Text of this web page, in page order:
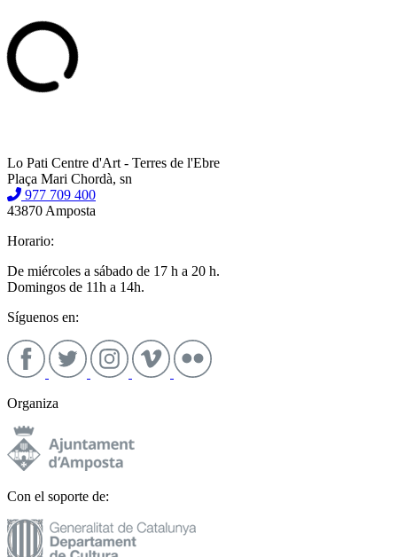
Lo Pati Centre d'Art - Terres de l'Ebre
Plaça Mari Chordà, sn
977 709 400
43870 Amposta
Horario:
De miércoles a sábado de 17 h a 20 h.
Domingos de 11h a 14h.
Síguenos en:
Organiza
Con el soporte de: